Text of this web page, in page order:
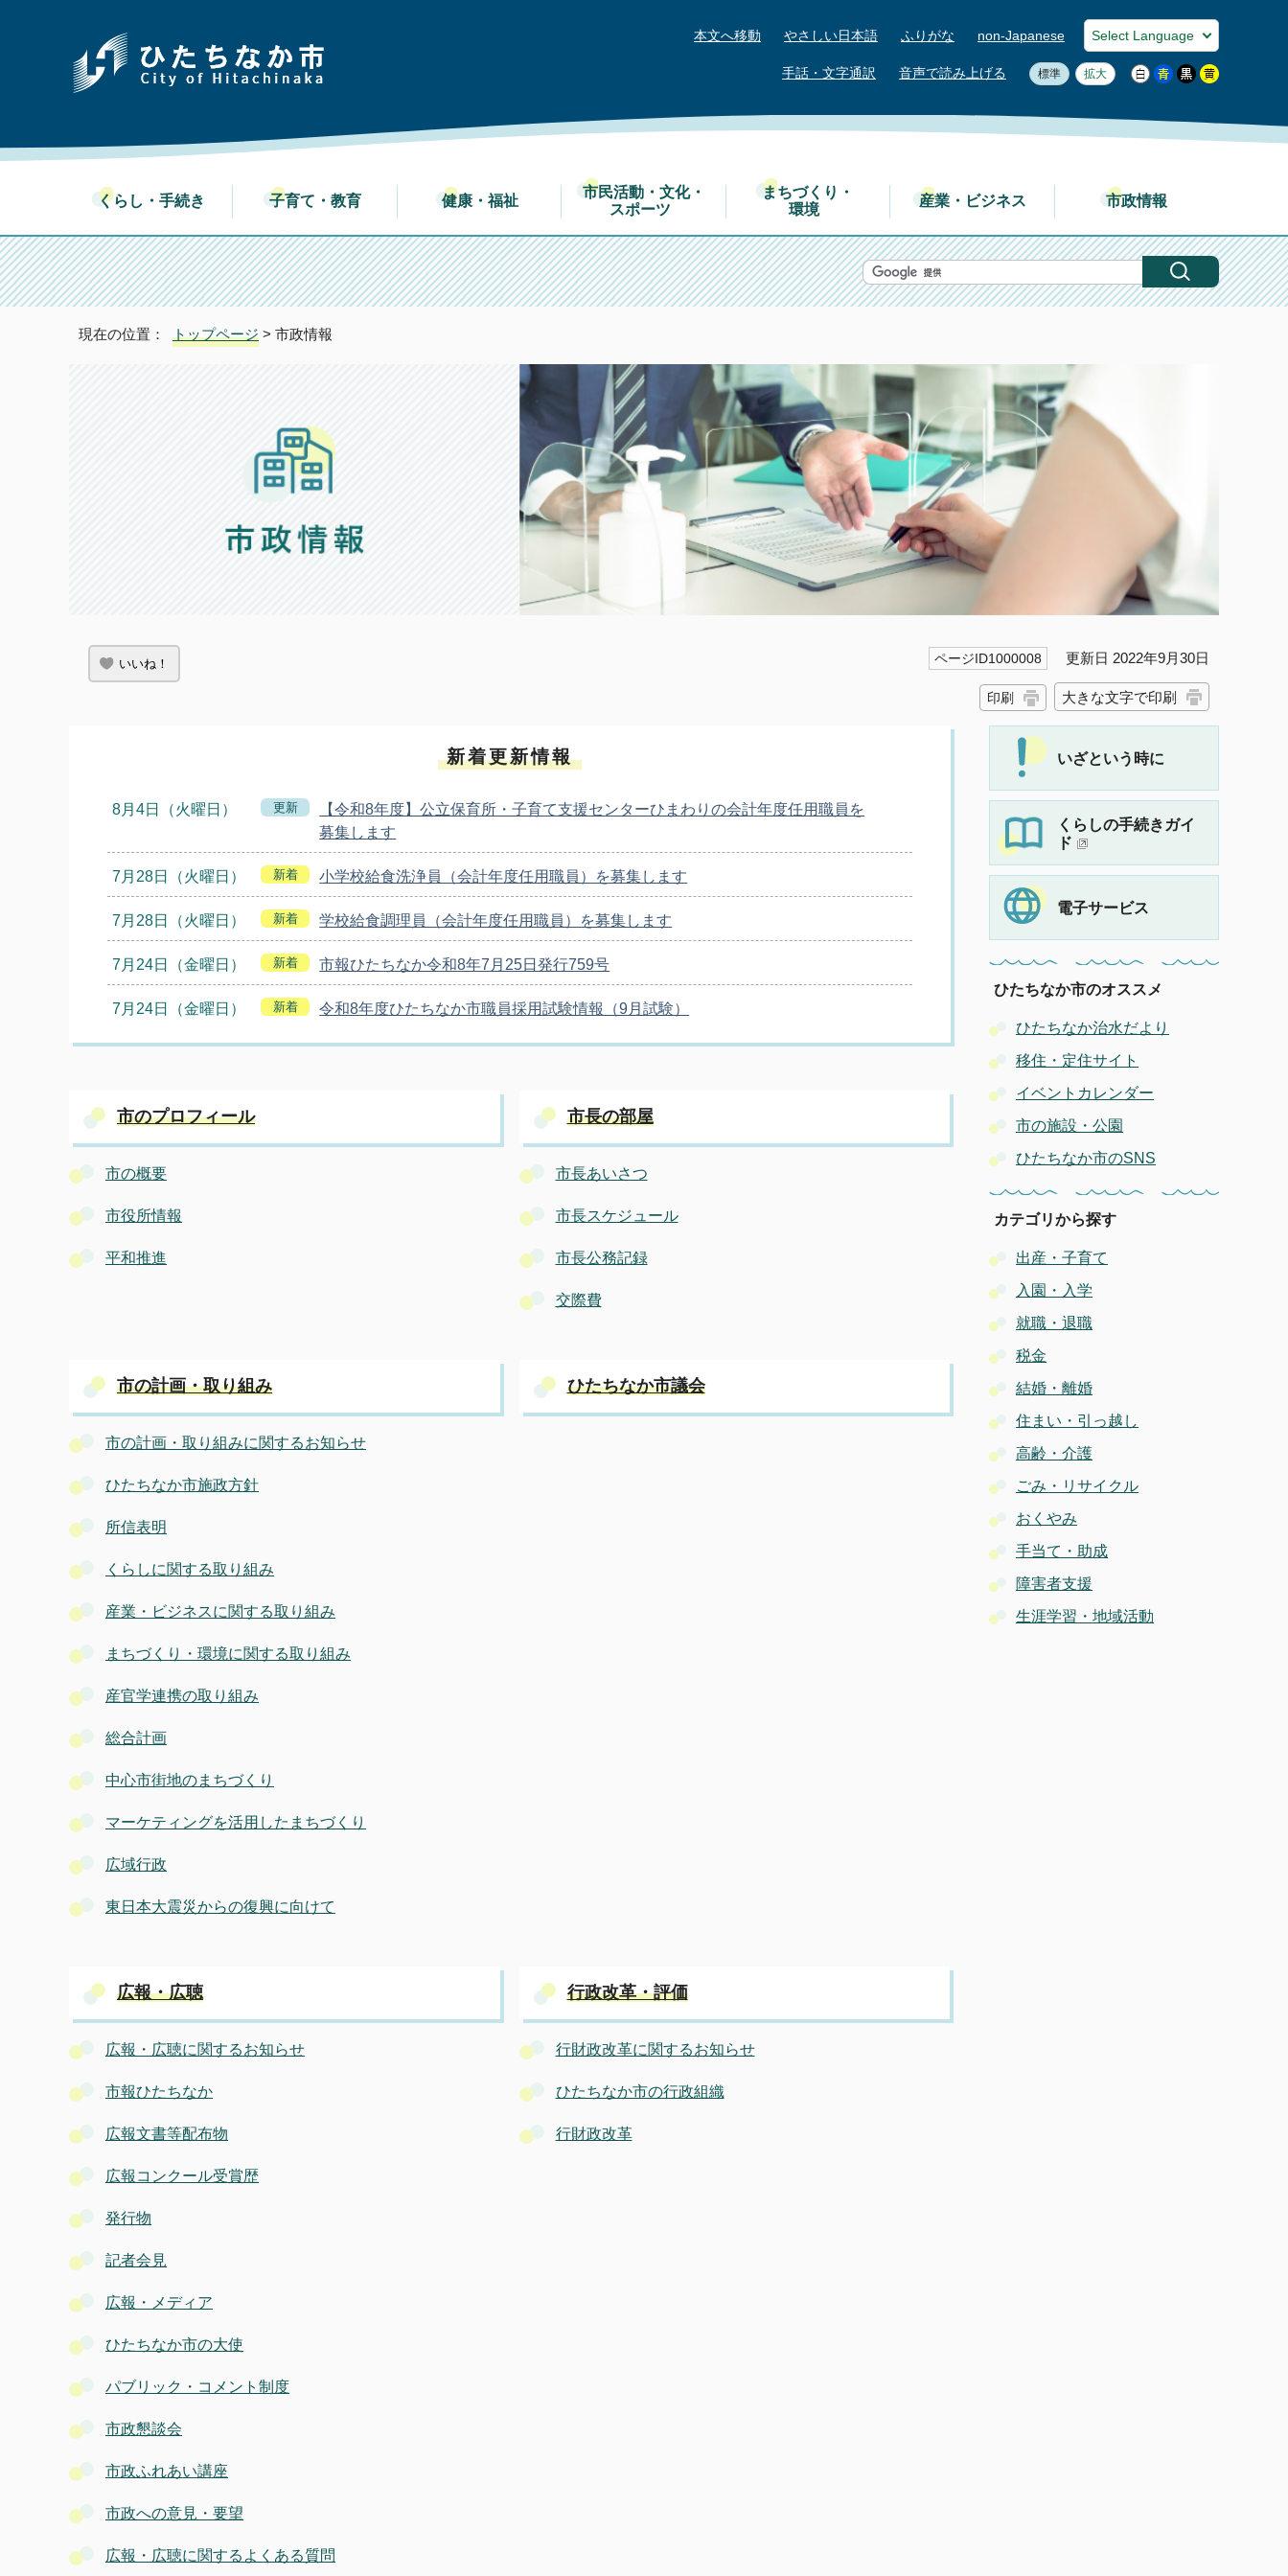
本文へ移動 やさしい日本語 ふりがな non-Japanese
手話・文字通訳 音声で読み上げる 標準 拡大
くらし・手続き 子育て・教育 健康・福祉
市民活動・文化・
スポーツ
まちづくり・
環境
産業・ビジネス 市政情報
現在の位置： トップページ > 市政情報
いいね！ ページID1000008 更新日 2022年9月30日
印刷 大きな文字で印刷
新着更新情報
8月4日（火曜日） 更新
【令和8年度】公立保育所・子育て支援センターひまわりの会計年度任用職員を
募集します
7月28日（火曜日） 新着 小学校給食洗浄員（会計年度任用職員）を募集します
7月28日（火曜日） 新着 学校給食調理員（会計年度任用職員）を募集します
7月24日（金曜日） 新着 市報ひたちなか令和8年7月25日発行759号
7月24日（金曜日） 新着 令和8年度ひたちなか市職員採用試験情報（9月試験）
市のプロフィール
市の概要
市役所情報
平和推進
市長の部屋
市長あいさつ
市長スケジュール
市長公務記録
交際費
市の計画・取り組み
市の計画・取り組みに関するお知らせ
ひたちなか市施政方針
所信表明
くらしに関する取り組み
産業・ビジネスに関する取り組み
まちづくり・環境に関する取り組み
産官学連携の取り組み
総合計画
中心市街地のまちづくり
マーケティングを活用したまちづくり
広域行政
東日本大震災からの復興に向けて
ひたちなか市議会
広報・広聴
広報・広聴に関するお知らせ
市報ひたちなか
広報文書等配布物
広報コンクール受賞歴
発行物
記者会見
広報・メディア
ひたちなか市の大使
パブリック・コメント制度
市政懇談会
市政ふれあい講座
市政への意見・要望
広報・広聴に関するよくある質問
行政改革・評価
行財政改革に関するお知らせ
ひたちなか市の行政組織
行財政改革
いざという時に
くらしの手続きガイ
ド
電子サービス
ひたちなか市のオススメ
ひたちなか治水だより
移住・定住サイト
イベントカレンダー
市の施設・公園
ひたちなか市のSNS
カテゴリから探す
出産・子育て
入園・入学
就職・退職
税金
結婚・離婚
住まい・引っ越し
高齢・介護
ごみ・リサイクル
おくやみ
手当て・助成
障害者支援
生涯学習・地域活動